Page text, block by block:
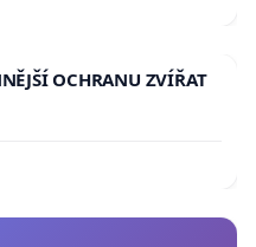
OCHRANU ZVÍŘAT